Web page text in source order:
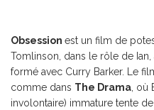
Obsession est un film de
Tomlinson, dans le rôle de
formé avec Curry Barker. Le
comme dans The Drama, où
involontaire) immature tente